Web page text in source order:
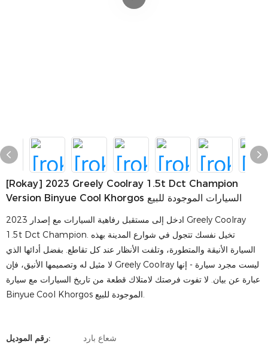
[rokay] 2023 Greely Coolray 1.5t Dct Champion
Version Binyue Cool Khorgos السيارات الموجودة للبيع
ادخل إلى مستقبل رفاهية السيارات مع إصدار 2023 Greely Coolray
1.5t Dct Champion. تخيل نفسك تتجول في شوارع المدينة بهذه
السيارة الأنيقة والمتطورة، وتلفت الأنظار عند كل تقاطع. بفضل أدائها الذي
لا مثيل له وتصميمها الأنيق، فإن Greely Coolray ليست مجرد سيارة - إنها
عبارة عن بيان. لا تفوت فرصتك لامتلاك قطعة من تاريخ السيارات مع سيارة
Binyue Cool Khorgos الموجودة للبيع.
رقم الموديل:
شعاع بارد